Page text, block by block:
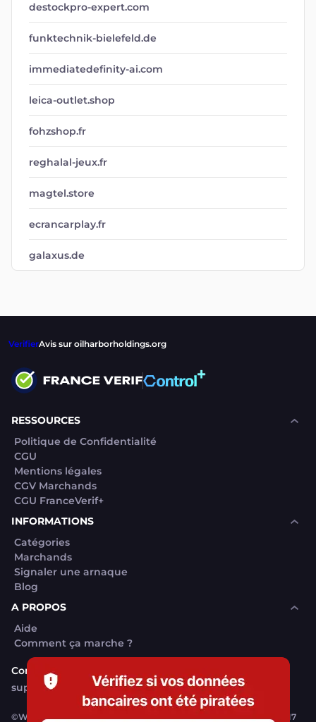
destockpro-expert.com
funktechnik-bielefeld.de
immediatedefinity-ai.com
leica-outlet.shop
fohzshop.fr
reghalal-jeux.fr
magtel.store
ecrancarplay.fr
galaxus.de
VerifierAvis sur oilharborholdings.org
RESSOURCES
Politique de Confidentialité
CGU
Mentions légales
CGV Marchands
CGU FranceVerif+
INFORMATIONS
Catégories
Marchands
Signaler une arnaque
Blog
A PROPOS
Aide
Comment ça marche ?
Contact support utilisateurs
support@franceverif.fr
©WebVerif SAS au capital de 851 000€ • RCS de Paris 884750035 17